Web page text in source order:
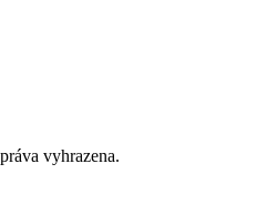
vyhrazena.